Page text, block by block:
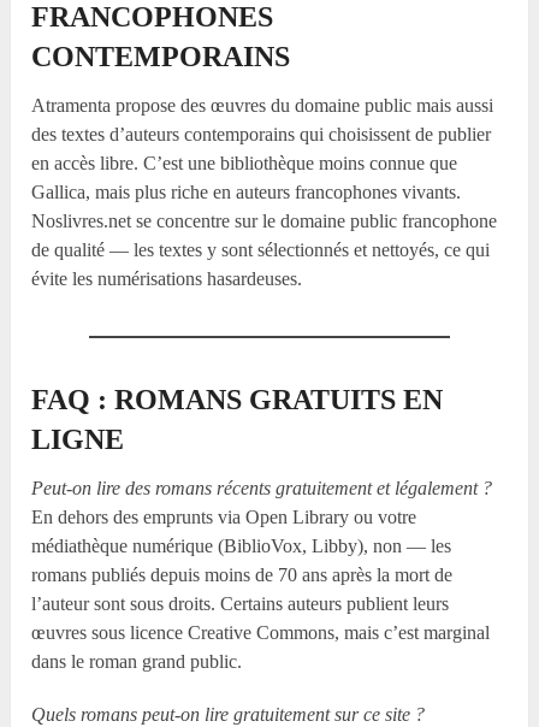
FRANCOPHONES
CONTEMPORAINS
Atramenta propose des œuvres du domaine public mais aussi
des textes d’auteurs contemporains qui choisissent de publier
en accès libre. C’est une bibliothèque moins connue que
Gallica, mais plus riche en auteurs francophones vivants.
Noslivres.net se concentre sur le domaine public francophone
de qualité — les textes y sont sélectionnés et nettoyés, ce qui
évite les numérisations hasardeuses.
FAQ : ROMANS GRATUITS EN
LIGNE
Peut-on lire des romans récents gratuitement et légalement ?
En dehors des emprunts via Open Library ou votre
médiathèque numérique (BiblioVox, Libby), non — les
romans publiés depuis moins de 70 ans après la mort de
l’auteur sont sous droits. Certains auteurs publient leurs
œuvres sous licence Creative Commons, mais c’est marginal
dans le roman grand public.
Quels romans peut-on lire gratuitement sur ce site ?